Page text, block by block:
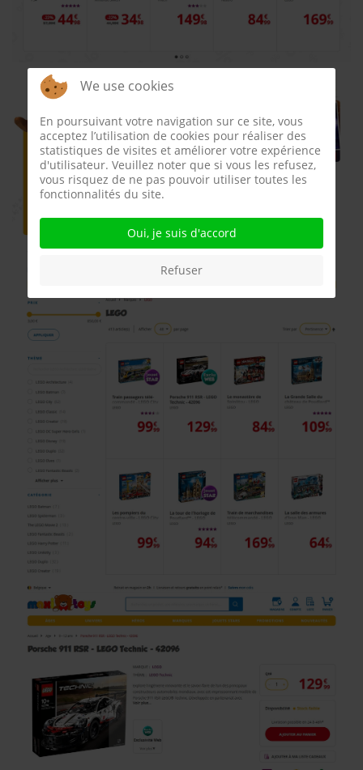
We use cookies
En poursuivant votre navigation sur ce site, vous
acceptez l’utilisation de cookies pour réaliser des
statistiques de visites et améliorer votre expérience
d'utilisateur. Veuillez noter que si vous les refusez,
vous risquez de ne pas pouvoir utiliser toutes les
fonctionnalités du site.
Oui, je suis d'accord
Refuser